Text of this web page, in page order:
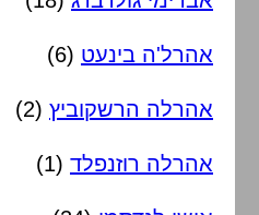
אהרל'ה בינעט (6)
אהרלה הרשקוביץ (2)
אהרלה רוזנפלד (1)